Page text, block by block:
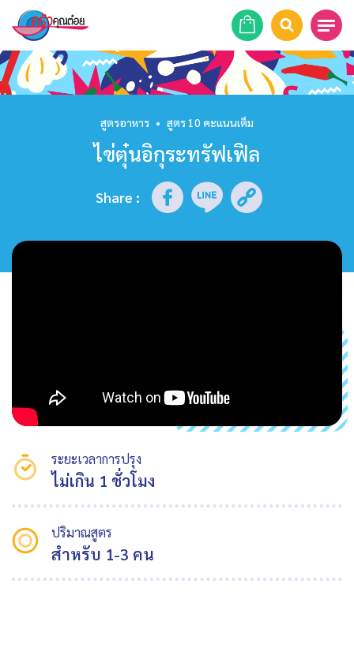
หน้าแรก
รายการย้อนหลัง
สูตรอาหาร • สูตร 10 คะแนนเต็ม
ไข่ตุ๋นอิกุระทรัฟเฟิล
Share :
ระยะเวลาการปรุง
ไม่เกิน 1 ชั่วโมง
ปริมาณสูตร
สำหรับ 1-3 คน